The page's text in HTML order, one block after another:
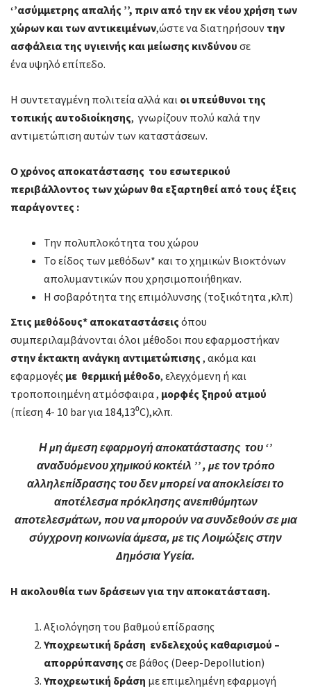
‘’ασύμμετρης απαλής ’’, πριν από την εκ νέου χρήση των
χώρων και των αντικειμένων,ώστε να διατηρήσουν την
ασφάλεια της υγιεινής και μείωσης κινδύνου σε
ένα υψηλό επίπεδο.
Η συντεταγμένη πολιτεία αλλά και οι υπεύθυνοι της
τοπικής αυτοδιοίκησης, γνωρίζουν πολύ καλά την
αντιμετώπιση αυτών των καταστάσεων.
Ο χρόνος αποκατάστασης του εσωτερικού
περιβάλλοντος των χώρων θα εξαρτηθεί από τους έξεις
παράγοντες :
Την πολυπλοκότητα του χώρου
Το είδος των μεθόδων* και το χημικών Βιοκτόνων
απολυμαντικών που χρησιμοποιήθηκαν.
Η σοβαρότητα της επιμόλυνσης (τοξικότητα ,κλπ)
Στις μεθόδους* αποκαταστάσεις όπου
συμπεριλαμβάνονται όλοι μέθοδοι που εφαρμοστήκαν
στην έκτακτη ανάγκη αντιμετώπισης , ακόμα και
εφαρμογές με θερμική μέθοδο, ελεγχόμενη ή και
τροποποιημένη ατμόσφαιρα , μορφές ξηρού ατμού
(πίεση 4- 10 bar για 184,13⁰C),κλπ.
Η μη άμεση εφαρμογή αποκατάστασης του ‘’
αναδυόμενου χημικού κοκτέιλ ’’ , με τον τρόπο
αλληλεπίδρασης του δεν μπορεί να αποκλείσει το
αποτέλεσμα πρόκλησης ανεπιθύμητων
αποτελεσμάτων, που να μπορούν να συνδεθούν σε µια
σύγχρονη κοινωνία άμεσα, µε τις Λοιμώξεις στην
Δημόσια Υγεία.
Η ακολουθία των δράσεων για την αποκατάσταση.
Αξιολόγηση του βαθμού επίδρασης
Υποχρεωτική δράση ενδελεχούς καθαρισμού –
απορρύπανσης σε βάθος (Deep-Depollution)
Υποχρεωτική δράση με επιμελημένη εφαρμογή